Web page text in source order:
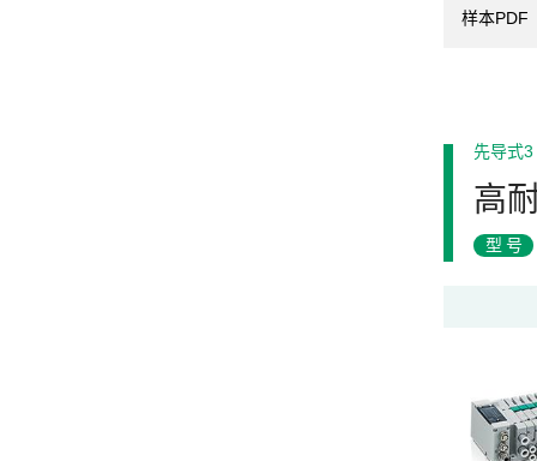
样本PDF
先导式
高
型号